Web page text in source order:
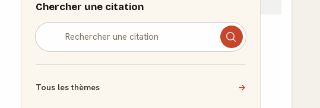
Chercher une citation
Tous les thèmes →